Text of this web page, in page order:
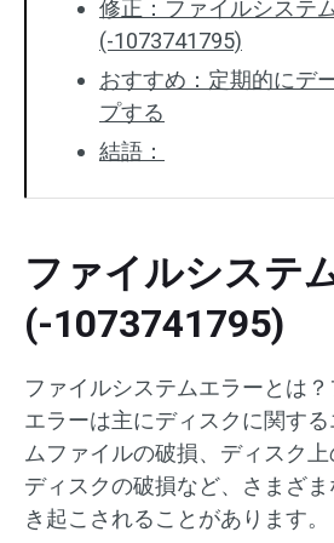
修正：ファイルシステ
(-1073741795)
おすすめ：定期的にデ
プする
結語：
ファイルシステ
(-1073741795)
ファイルシステムエラーとは
エラーは主にディスクに関す
ムファイルの破損、ディスク上
ディスクの破損など、さまざま
き起こされることがあります。